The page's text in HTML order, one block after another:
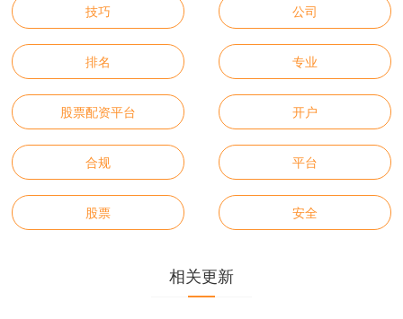
技巧 公司
排名 专业
股票配资平台 开户
合规 平台
股票 安全
相关更新